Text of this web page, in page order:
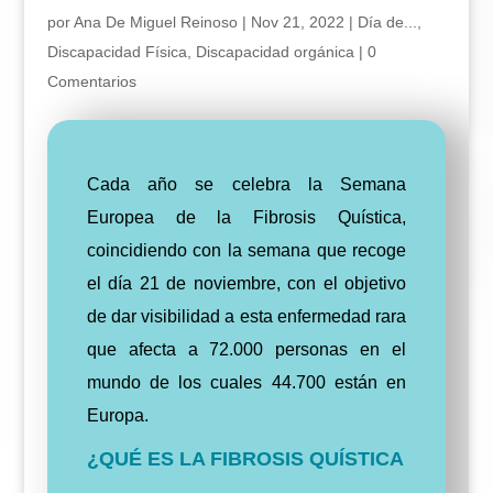
porAna De Miguel Reinoso| Nov 21, 2022 | Día de...
Discapacidad Física
Discapacidad orgánica | 0
Comentarios
Cada año se celebra la Semana
Europea de la Fibrosis Quística,
coincidiendo con la semana que recoge
el día 21 de noviembre, con el objetivo
de dar visibilidad a esta enfermedad rara
que afecta a 72.000 personas en el
mundo de los cuales 44.700 están en
Europa.
¿QUÉ ES LA FIBROSIS QUÍSTICA